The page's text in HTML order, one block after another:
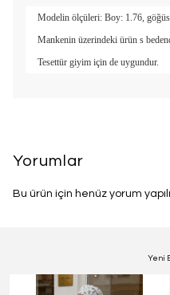
Modelin ölçüleri: Boy: 1.76,
Mankenin üzerindeki ürün s
Tesettür giyim için de uygundur.
Yorumlar
Bu ürün için henüz yorum
Yeni